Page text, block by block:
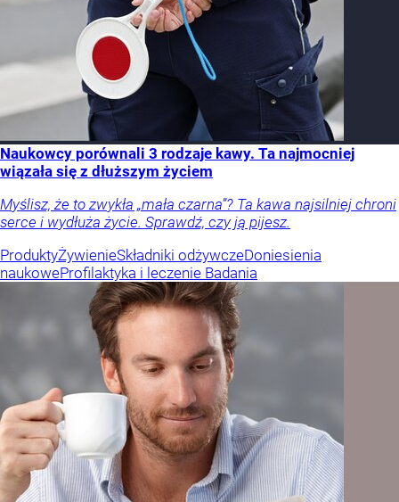
Naukowcy porównali 3 rodzaje kawy. Ta najmocniej
wiązała się z dłuższym życiem
Myślisz, że to zwykła „mała czarna”? Ta kawa najsilniej chroni
serce i wydłuża życie. Sprawdź, czy ją pijesz.
ProduktyŻywienieSkładniki odżywczeDoniesienia
naukoweProfilaktyka i leczenie Badania